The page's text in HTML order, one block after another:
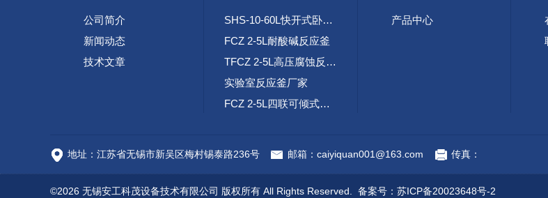
公司简介
新闻动态
技术文章
SHS-10-60L快开式卧式自蔓延合成装置
FCZ 2-5L耐酸碱反应釜
TFCZ 2-5L高压腐蚀反应釜
实验室反应釜厂家
FCZ 2-5L四联可倾式反应釜
产品中心
地址：江苏省无锡市新吴区梅村锡泰路236号 邮箱：caiyiquan001@163.com 传真：
©2026 无锡安工科茂设备技术有限公司 版权所有 All Rights Reserved. 备案号： 苏ICP备20023648号-2